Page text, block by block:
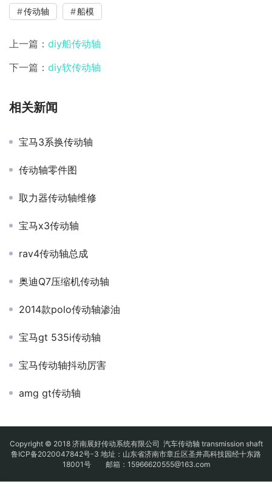
传动轴 船模
上一篇： diy船传动轴
下一篇： diy软传动轴
相关新闻
宝马3系换传动轴
传动轴零件图
取力器传动轴维修
宝马x3传动轴
rav4传动轴总成
奥迪Q7压缩机传动轴
2014款polo传动轴渗油
宝马gt 535i传动轴
宝马传动轴抖动厉害
amg gt传动轴
Copyright © 2018 济南展好传动系统有限公司 汽车传动轴 transmission shaft
鲁ICP备2020047842号-3 地址：山东省济南市章丘区圣井高科技园经十东路
18001号 邮箱：15966620555@163.com